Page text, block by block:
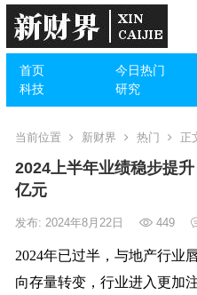
首页 今日热门
科技
研究
当前位置 新财界 热门 正
2024上半年业绩稳步提
亿元
发布: 2024年8月22日 449
2024年已过半，与地产行业
向存量转变，行业进入更加